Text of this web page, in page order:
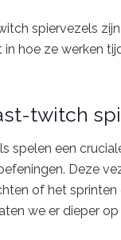
spiervezels
hoe ze werken
twitch
spelen een
Deze
of het
we er dieper op